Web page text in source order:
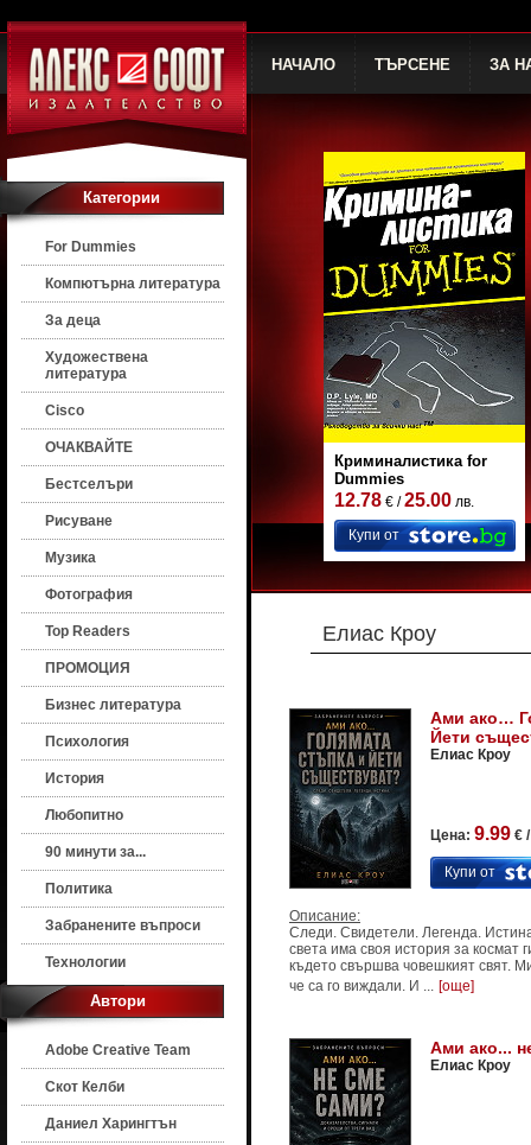
НАЧАЛО ТЪРСЕНЕ ЗА
Категории
For Dummies
Компютърна литература
За деца
Художествена
литература
Cisco
ОЧАКВАЙТЕ
Бестселъри
Рисуване
Музика
Фотография
Top Readers
ПРОМОЦИЯ
Бизнес литература
Психология
История
Любопитно
90 минути за...
Политика
Забранените въпроси
Технологии
Автори
Adobe Creative Team
Скот Келби
Даниел Харингтън
Криминалистика for
Dummies
12.78 € /25.00 лв.
Купи от
Елиас Кроу
Ами ако…
Йети
Елиас Кроу
Цена: 9.99 €
Купи от
Описание:
Следи. Свидетели. Легенда.
света има своя история за космат
където свършва човешкият свят.
че са го виждали. И ... [още]
Ами ако...
Елиас Кроу